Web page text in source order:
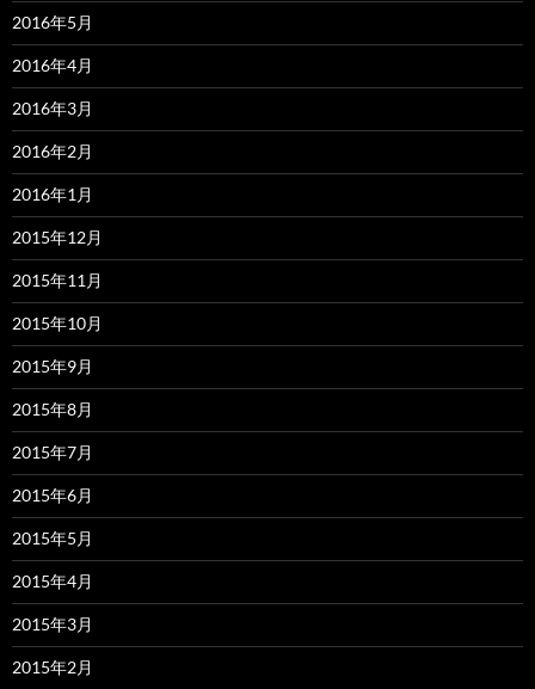
2016年5月
2016年4月
2016年3月
2016年2月
2016年1月
2015年12月
2015年11月
2015年10月
2015年9月
2015年8月
2015年7月
2015年6月
2015年5月
2015年4月
2015年3月
2015年2月